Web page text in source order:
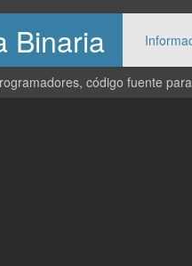
Binaria
código fuente